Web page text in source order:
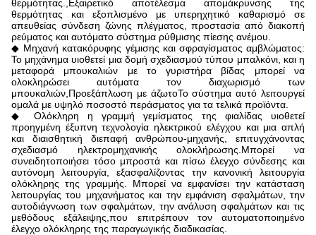
θερμότητας.,Εξαιρετικό αποτέλεσμα απομάκρυνσης της
θερμότητας και εξοπλισμένο με υπερηχητικό καθαρισμό σε
απευθείας σύνδεση ζώνης πλέγματος, προστασία από διακοπή
ρεύματος και αυτόματο σύστημα ρύθμισης πίεσης ανέμου.
◆ Μηχανή κατακόρυφης γέμισης και σφραγίσματος αμβλώματος:
Το μηχάνημα υιοθετεί μια δομή σχεδιασμού τύπου μπαλκόνι, και η
μεταφορά μπουκαλιών με το γυριστήρα βίδας μπορεί να
ολοκληρώσει αυτόματα τον διαχωρισμό των
μπουκαλιών,Προεξάπλωση με άζωτοΤο σύστημα αυτό λειτουργεί
ομαλά με υψηλό ποσοστό περάσματος για τα τελικά προϊόντα.
◆ Ολόκληρη η γραμμή γεμίσματος της φιαλίδας υιοθετεί
προηγμένη έξυπνη τεχνολογία ηλεκτρικού ελέγχου και μια απλή
και διαισθητική διεπαφή ανθρώπου-μηχανής, επιτυγχάνοντας
σχεδιασμό ηλεκτρομηχανικής ολοκλήρωσης.Μπορεί να
συνειδητοποιήσει τόσο μπροστά και πίσω έλεγχο σύνδεσης και
αυτόνομη λειτουργία, εξασφαλίζοντας την κανονική λειτουργία
ολόκληρης της γραμμής. Μπορεί να εμφανίσει την κατάσταση
λειτουργίας του μηχανήματος και την εμφάνιση σφαλμάτων, την
αυτοδιάγνωση των σφαλμάτων, την ανάλυση σφαλμάτων και τις
μεθόδους εξάλειψης,που επιτρέπουν τον αυτοματοποιημένο
έλεγχο ολόκληρης της παραγωγικής διαδικασίας.